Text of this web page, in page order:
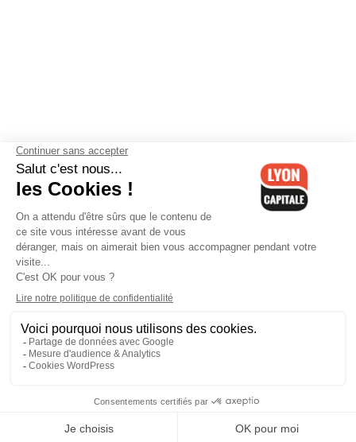
Contactez-nous-Mentions légales-CGV-Politique de
confidentialité-Gestion des cookies
Cedex 06